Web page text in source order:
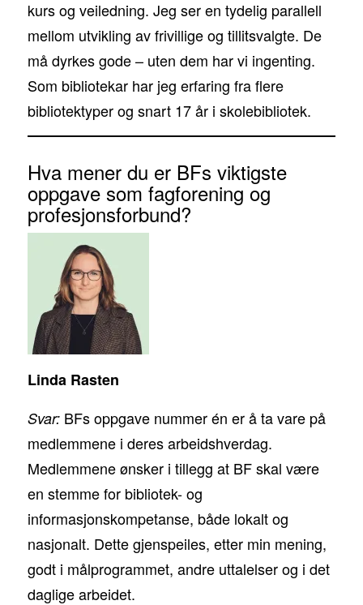
kurs og veiledning. Jeg ser en tydelig parallell
mellom utvikling av frivillige og tillitsvalgte. De
må dyrkes gode – uten dem har vi ingenting.
Som bibliotekar har jeg erfaring fra flere
bibliotektyper og snart 17 år i skolebibliotek.
Hva mener du er BFs viktigste
oppgave som fagforening og
profesjonsforbund?
Linda Rasten
Svar:BFs oppgave nummer én er å ta vare på
medlemmene i deres arbeidshverdag.
Medlemmene ønsker i tillegg at BF skal være
en stemme for bibliotek- og
informasjonskompetanse, både lokalt og
nasjonalt. Dette gjenspeiles, etter min mening,
godt i målprogrammet, andre uttalelser og i det
daglige arbeidet.